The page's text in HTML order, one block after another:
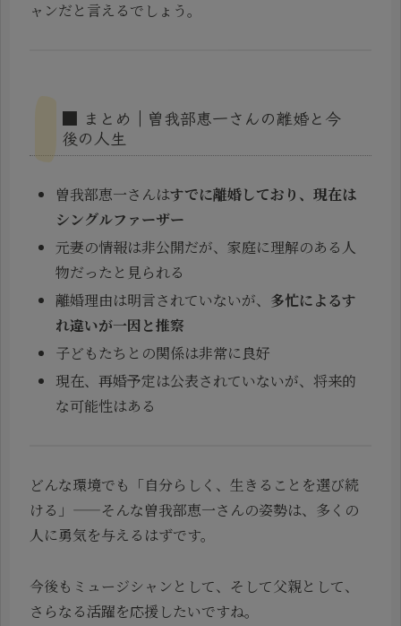
ャンだと言えるでしょう。
■ まとめ｜曽我部恵一さんの離婚と今
後の人生
曽我部恵一さんはすでに離婚しており、現在は
シングルファーザー
元妻の情報は非公開だが、家庭に理解のある人
物だったと見られる
離婚理由は明言されていないが、 多忙によるす
れ違いが一因と推察
子どもたちとの関係は非常に良好
現在、再婚予定は公表されていないが、将来的
な可能性はある
どんな環境でも「自分らしく、生きることを選び続
ける」——そんな曽我部恵一さんの姿勢は、多くの
人に勇気を与えるはずです。
今後もミュージシャンとして、そして父親として、
さらなる活躍を応援したいですね。